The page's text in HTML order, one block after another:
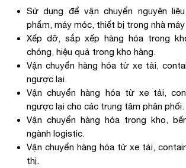
Sử dụng để vận chuyển nguyên
phẩm, máy móc, thiết bị trong nhà
Xếp dỡ, sắp xếp hàng hóa trong
chóng, hiệu quả trong kho hàng.
Vận chuyển hàng hóa từ xe tải,
ngược lại.
Vận chuyển hàng hóa từ xe tải,
ngược lại cho các trung tâm phân phối.
Vận chuyển hàng hóa trong kho,
ngành logistic.
Vận chuyển hàng hóa từ xe tải,
thị.